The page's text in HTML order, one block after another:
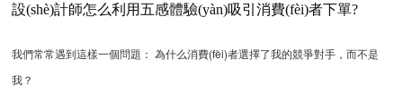
設(shè)計師怎么利用五感體驗(yàn)吸引消費(fèi)者下單?
我們常常遇到這樣一個問題： 為什么消費(fèi)者選擇了我的競爭對手，而不是
我？